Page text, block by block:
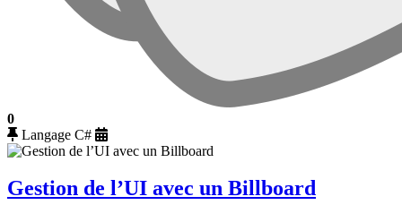
0
Langage C#
Gestion de l’UI avec un Billboard